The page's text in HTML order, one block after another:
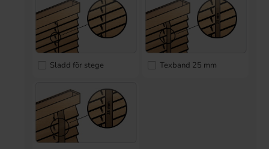
Sladd för stege Texband 25 mm